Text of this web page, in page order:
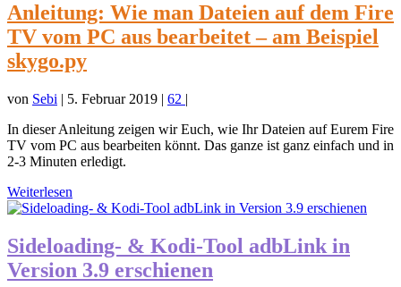
Anleitung: Wie man Dateien auf dem Fire
TV vom PC aus bearbeitet – am Beispiel
skygo.py
von Sebi | 5. Februar 2019 | 62 |
In dieser Anleitung zeigen wir Euch, wie Ihr Dateien auf Eurem Fire
TV vom PC aus bearbeiten könnt. Das ganze ist ganz einfach und in
2-3 Minuten erledigt.
Weiterlesen
Sideloading- & Kodi-Tool adbLink in
Version 3.9 erschienen